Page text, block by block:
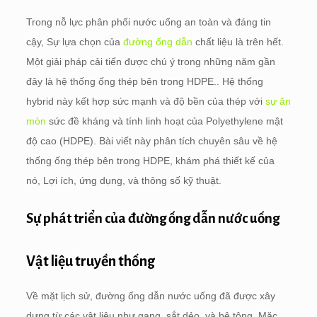
Trong nỗ lực phân phối nước uống an toàn và đáng tin
cậy, Sự lựa chọn của đường ống dẫn chất liệu là trên hết.
Một giải pháp cải tiến được chú ý trong những năm gần
đây là hệ thống ống thép bên trong HDPE.. Hệ thống
hybrid này kết hợp sức mạnh và độ bền của thép với sự ăn
mòn sức đề kháng và tính linh hoạt của Polyethylene mật
độ cao (HDPE). Bài viết này phân tích chuyên sâu về hệ
thống ống thép bên trong HDPE, khám phá thiết kế của
nó, Lợi ích, ứng dụng, và thông số kỹ thuật.
Sự phát triển của đường ống dẫn nước uống
Vật liệu truyền thống
Về mặt lịch sử, đường ống dẫn nước uống đã được xây